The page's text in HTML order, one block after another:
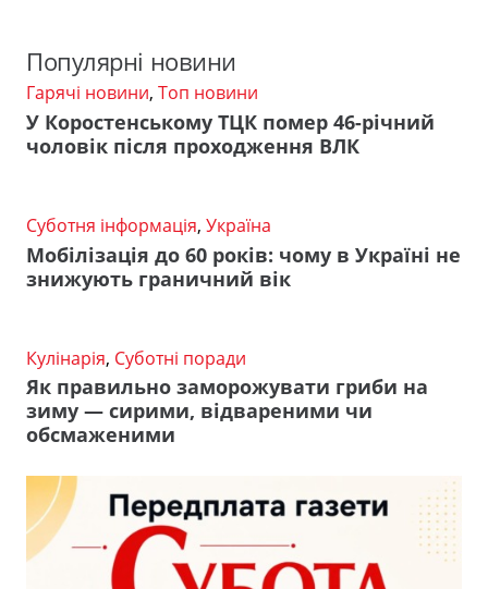
Популярні новини
Гарячі новини, Топ новини
У Коростенському ТЦК помер 46-річний
чоловік після проходження ВЛК
Суботня інформація, Україна
Мобілізація до 60 років: чому в Україні не
знижують граничний вік
Кулінарія, Суботні поради
Як правильно заморожувати гриби на
зиму — сирими, відвареними чи
обсмаженими